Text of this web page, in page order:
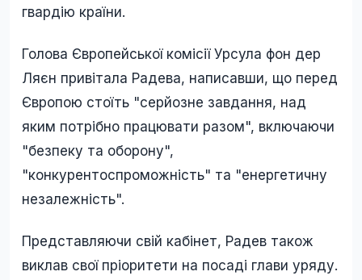
гвардію країни.
Голова Європейської комісії Урсула фон дер
Ляєн привітала Радева, написавши, що перед
Європою стоїть "серйозне завдання, над
яким потрібно працювати разом", включаючи
"безпеку та оборону",
"конкурентоспроможність" та "енергетичну
незалежність".
Представляючи свій кабінет, Радев також
виклав свої пріоритети на посаді глави уряду.